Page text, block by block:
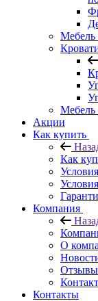
Мебель
Мебель
Акции
Как купить
Как
Компания
О
Отзывы
Контакты